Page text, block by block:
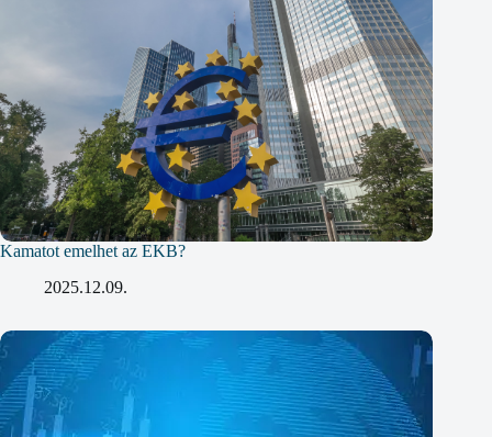
Kamatot emelhet az EKB?
2025.12.09.